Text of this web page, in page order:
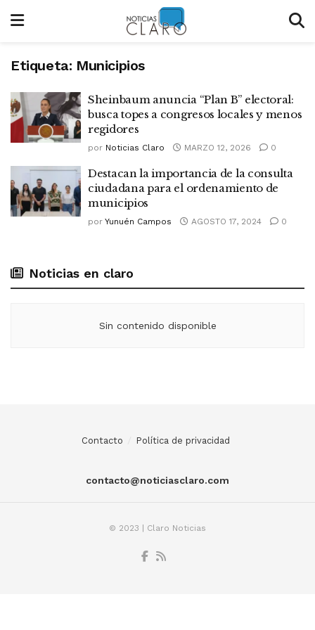
Etiqueta: Municipios
Sheinbaum anuncia “Plan B” electoral:
busca topes a congresos locales y menos
regidores
por Noticias Claro MARZO 12, 2026 0
Destacan la importancia de la consulta
ciudadana para el ordenamiento de
municipios
por Yunuén Campos AGOSTO 17, 2024 0
Noticias en claro
Sin contenido disponible
Contacto Política de privacidad
contacto@noticiasclaro.com
© 2023 | Claro Noticias